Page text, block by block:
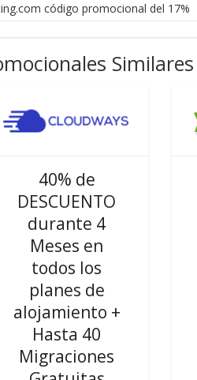
código promocional del 17%
Similares
40% de
DESCUENTO
durante 4
Meses en
todos los
planes de
alojamiento +
Hasta 40
Migraciones